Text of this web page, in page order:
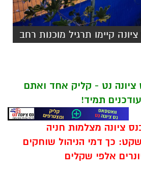
קיימו תרגיל מוכנות רחב
ציונה נט - קליק אחד ואתם
תמיד!
ציונה מצלמות חניה
כך דמי הניהול שוחקים
אלפי שקלים